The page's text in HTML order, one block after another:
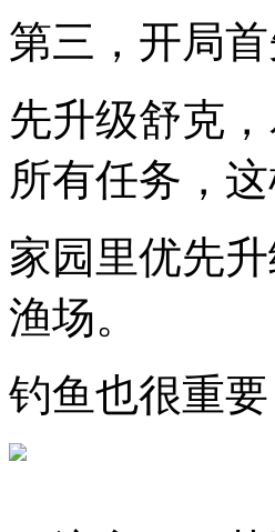
第三，开局
先升级舒克
所有任务，
家园里优先
渔场。
钓鱼也很重